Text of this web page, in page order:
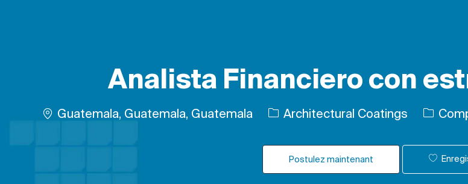
Analista Financiero con
Emplacement
Guatemala, Guatemala, Guatemala Architectural Coatings
Postulez maintenant